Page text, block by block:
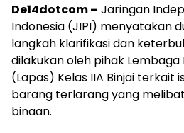
De14dotcom – Jaringan
Indonesia (JIPI) menyatakan
langkah klarifikasi dan
dilakukan oleh pihak
(Lapas) Kelas IIA Binjai terkait
barang terlarang yang
binaan.